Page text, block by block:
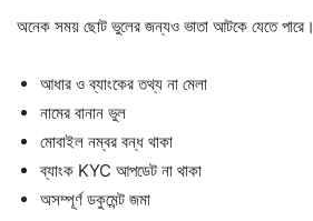
অনেক সময় ছোট ভুলের জন্যও ভাতা আটকে যেতে
আধার ও ব্যাংকের তথ্য না মেলা
নামের বানান ভুল
মোবাইল নম্বর বন্ধ থাকা
ব্যাংক KYC আপডেট না থাকা
অসম্পূর্ণ ডকুমেন্ট জমা